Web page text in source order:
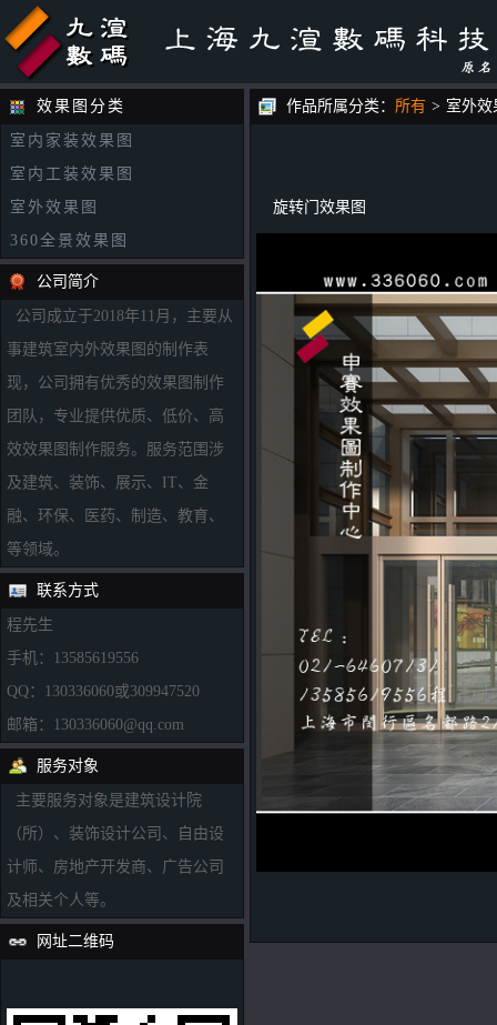
效果图分类
室内家装效果图
室内工装效果图
室外效果图
360全景效果图
公司简介
公司成立于2018年11月，主要从
事建筑室内外效果图的制作表
现，公司拥有优秀的效果图制作
团队，专业提供优质、低价、高
效效果图制作服务。服务范围涉
及建筑、装饰、展示、IT、金
融、环保、医药、制造、教育、
等领域。
联系方式
程先生
手机：13585619556
QQ：130336060或309947520
邮箱：130336060@qq.com
服务对象
主要服务对象是建筑设计院
（所）、装饰设计公司、自由设
计师、房地产开发商、广告公司
及相关个人等。
网址二维码
作品所属分类： 所有 > 室外效
旋转门效果图